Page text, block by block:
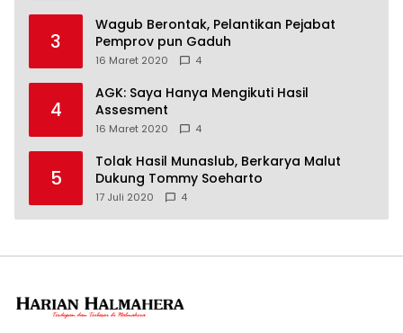
3
Wagub Berontak, Pelantikan Pejabat
Pemprov pun Gaduh
16 Maret 2020 4
4
AGK: Saya Hanya Mengikuti Hasil
Assesment
16 Maret 2020 4
5
Tolak Hasil Munaslub, Berkarya Malut
Dukung Tommy Soeharto
17 Juli 2020 4